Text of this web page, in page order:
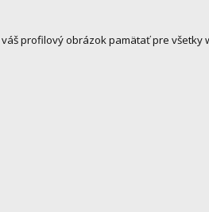
profilový obrázok pamätať pre